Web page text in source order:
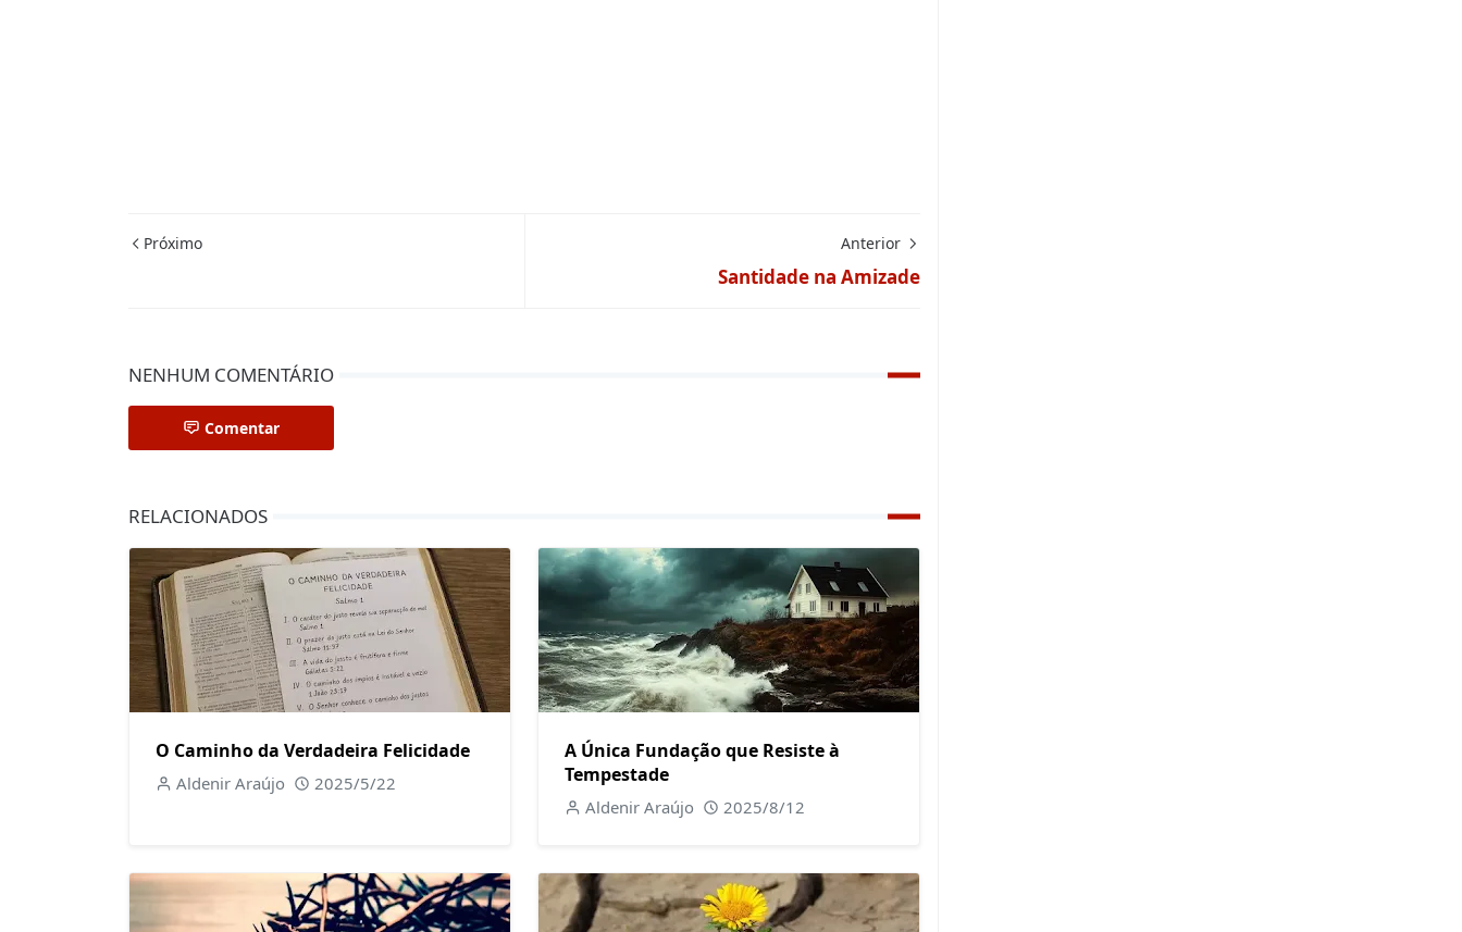
Próximo Anterior
Santidade na Amizade
NENHUM COMENTÁRIO
Comentar
RELACIONADOS
O Caminho da Verdadeira Felicidade
Aldenir Araújo 2025/5/22
A Única Fundação que Resiste à
Tempestade
Aldenir Araújo 2025/8/12